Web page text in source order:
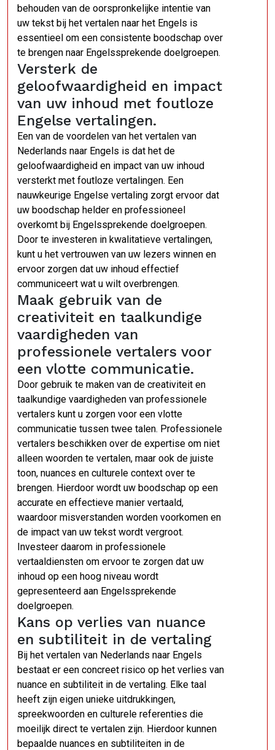
behouden van de oorspronkelijke intentie van
uw tekst bij het vertalen naar het Engels is
essentieel om een consistente boodschap over
te brengen naar Engelssprekende doelgroepen.
Versterk de
geloofwaardigheid en impact
van uw inhoud met foutloze
Engelse vertalingen.
Een van de voordelen van het vertalen van
Nederlands naar Engels is dat het de
geloofwaardigheid en impact van uw inhoud
versterkt met foutloze vertalingen. Een
nauwkeurige Engelse vertaling zorgt ervoor dat
uw boodschap helder en professioneel
overkomt bij Engelssprekende doelgroepen.
Door te investeren in kwalitatieve vertalingen,
kunt u het vertrouwen van uw lezers winnen en
ervoor zorgen dat uw inhoud effectief
communiceert wat u wilt overbrengen.
Maak gebruik van de
creativiteit en taalkundige
vaardigheden van
professionele vertalers voor
een vlotte communicatie.
Door gebruik te maken van de creativiteit en
taalkundige vaardigheden van professionele
vertalers kunt u zorgen voor een vlotte
communicatie tussen twee talen. Professionele
vertalers beschikken over de expertise om niet
alleen woorden te vertalen, maar ook de juiste
toon, nuances en culturele context over te
brengen. Hierdoor wordt uw boodschap op een
accurate en effectieve manier vertaald,
waardoor misverstanden worden voorkomen en
de impact van uw tekst wordt vergroot.
Investeer daarom in professionele
vertaaldiensten om ervoor te zorgen dat uw
inhoud op een hoog niveau wordt
gepresenteerd aan Engelssprekende
doelgroepen.
Kans op verlies van nuance
en subtiliteit in de vertaling
Bij het vertalen van Nederlands naar Engels
bestaat er een concreet risico op het verlies van
nuance en subtiliteit in de vertaling. Elke taal
heeft zijn eigen unieke uitdrukkingen,
spreekwoorden en culturele referenties die
moeilijk direct te vertalen zijn. Hierdoor kunnen
bepaalde nuances en subtiliteiten in de